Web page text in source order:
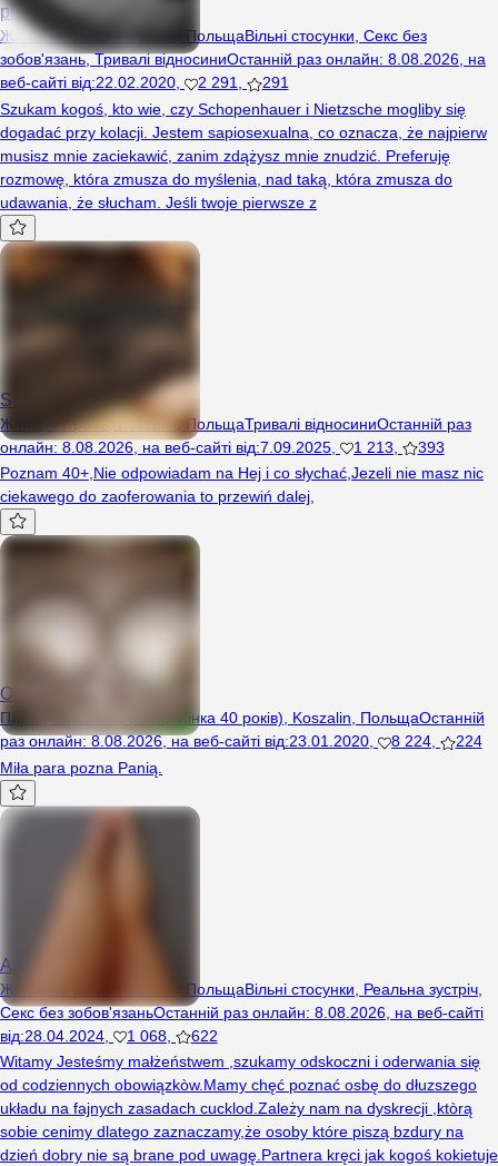
plussizebeauty
Жінка, 40 років, Koszalin, ПольщаВільні стосунки Секс без
зобов'язань,Тривалі відносиниОстанній раз онлайн: 8.08.2026 на
веб-сайті від:22.02.2020 2 291
291
Szukam kogoś, kto wie, czy Schopenhauer i Nietzsche mogliby się
dogadać przy kolacji. Jestem sapiosexualna, co oznacza, że najpierw
musisz mnie zaciekawić, zanim zdążysz mnie znudzić. Preferuję
rozmowę, która zmusza do myślenia, nad taką, która zmusza do
udawania, że słucham. Jeśli twoje pierwsze z
Su78
Жінка, 47 років, Koszalin, ПольщаТривалі відносиниОстанній раз
онлайн:8.08.2026,на веб-сайті від:7.09.2025 1 213
393
Poznam 40+,Nie odpowiadam na Hej i co słychać,Jezeli nie masz nic
ciekawego do zaoferowania to przewiń dalej,
Oni3440
Пара (Чоловік 48 років, Жінка 40 років), Koszalin, ПольщаОстанній
раз онлайн:8.08.2026,на веб-сайті від:23.01.2020 8 224
224
Miła para pozna Panią.
Agnerr80
Жінка, 46 років, Koszalin, ПольщаВільні стосунки Реальна зустріч
Секс без зобов'язаньОстанній раз онлайн: 8.08.2026 на веб-сайті
від:28.04.2024 1 068
622
Witamy Jesteśmy małżeństwem ,szukamy odskoczni i oderwania się
od codziennych obowiązkòw.Mamy chęć poznać osbę do dłuzszego
układu na fajnych zasadach cucklod.Zależy nam na dyskrecji ,ktòrą
sobie cenimy dlatego zaznaczamy,że osoby które piszą bzdury na
dzień dobry nie są brane pod uwagę.Partnera kręci jak kogoś kokietuje